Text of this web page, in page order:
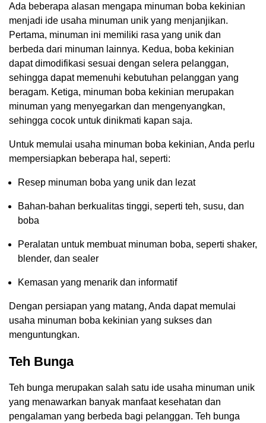
Ada beberapa alasan mengapa minuman boba kekinian
menjadi ide usaha minuman unik yang menjanjikan.
Pertama, minuman ini memiliki rasa yang unik dan
berbeda dari minuman lainnya. Kedua, boba kekinian
dapat dimodifikasi sesuai dengan selera pelanggan,
sehingga dapat memenuhi kebutuhan pelanggan yang
beragam. Ketiga, minuman boba kekinian merupakan
minuman yang menyegarkan dan mengenyangkan,
sehingga cocok untuk dinikmati kapan saja.
Untuk memulai usaha minuman boba kekinian, Anda perlu
mempersiapkan beberapa hal, seperti:
Resep minuman boba yang unik dan lezat
Bahan-bahan berkualitas tinggi, seperti teh, susu, dan
boba
Peralatan untuk membuat minuman boba, seperti shaker,
blender, dan sealer
Kemasan yang menarik dan informatif
Dengan persiapan yang matang, Anda dapat memulai
usaha minuman boba kekinian yang sukses dan
menguntungkan.
Teh Bunga
Teh bunga merupakan salah satu ide usaha minuman unik
yang menawarkan banyak manfaat kesehatan dan
pengalaman yang berbeda bagi pelanggan. Teh bunga